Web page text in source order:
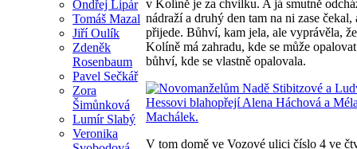
Ondřej Lipár
Tomáš Mazal
Jiří Oulík
Zdeněk
Rosenbaum
Pavel Sečkář
Zora
Šimůnková
Lumír Slabý
Veronika
v Kolíně je za chvilku. A já smutně
nádraží a druhý den tam na ni zase čekal,
přijede. Bůhví, kam jela, ale vyprávěla,
Kolíně má zahradu, kde se může
bůhví, kde se vlastně opalovala.
V tom domě ve Vozové ulici číslo 4 ve